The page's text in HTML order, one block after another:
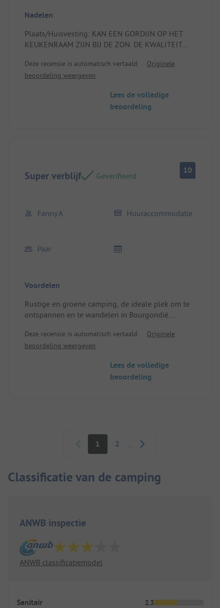
RESERVEREN, WANT WEINIG PLAATSEN), KLEIN
PRUIMEN TOV. UITSTEKENDE VERBLIJF.
Plaats/Huisvesting: DE SCHADUWGEEFD TERRAS,
DE RUSTIGE LOCATIE MET VEEL RUIMTE
Nadelen
Plaats/Huisvesting: KAN EEN GORDIJN OP HET
KEUKENRAAM ZIJN BIJ DE ZON. DE KWALITEIT
Deze recensie is automatisch vertaald.
Originele
beoordeling weergeven
Lees de volledige
beoordeling
Super verblijf Geverifieerd
10
Fanny A Huuraccommodatie
Paar
Voordelen
Rustige en groene camping, de ideale plek om te
ontspannen en te wandelen in Bourgondië.
uitgerust
Deze recensie is automatisch vertaald.
Originele
beoordeling weergeven
Lees de volledige
beoordeling
1 2 ...
Classificatie van de camping
ANWB inspectie
ANWB classificatiemodel
Sanitair 2.3